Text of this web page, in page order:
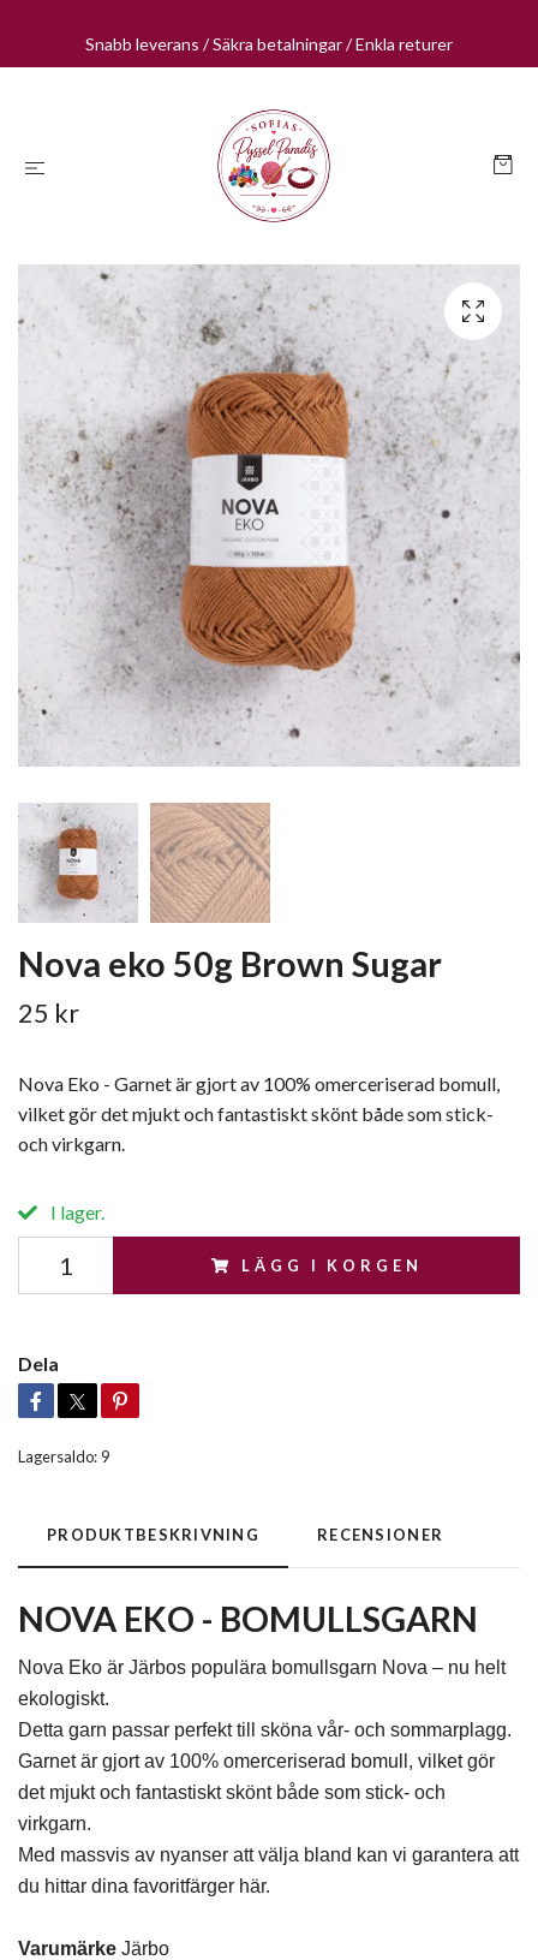
Snabb leverans / Säkra betalningar / Enkla returer
Nova eko 50g Brown Sugar
25 kr
Nova Eko - Garnet är gjort av 100% omerceriserad bomull,
vilket gör det mjukt och fantastiskt skönt både som stick-
och virkgarn.
I lager.
LÄGG I KORGEN
Dela
Lagersaldo:9
PRODUKTBESKRIVNING RECENSIONER
NOVA EKO - BOMULLSGARN
Nova Eko är Järbos populära bomullsgarn Nova – nu helt
ekologiskt.
Detta garn passar perfekt till sköna vår- och sommarplagg.
Garnet är gjort av 100% omerceriserad bomull, vilket gör
det mjukt och fantastiskt skönt både som stick- och
virkgarn.
Med massvis av nyanser att välja bland kan vi garantera att
du hittar dina favoritfärger här.
Varumärke Järbo